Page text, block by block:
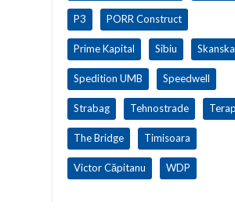
P3 PORR Construct
Prime Kapital Sibiu Skanska
Spedition UMB Speedwell
Strabag Tehnostrade
The Bridge Timisoara
Victor Căpitanu WDP